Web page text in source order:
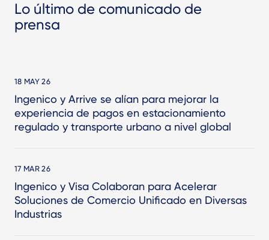
Lo último de comunicado de
prensa
18 MAY 26
Ingenico y Arrive se alían para mejorar la
experiencia de pagos en estacionamiento
regulado y transporte urbano a nivel global
17 MAR 26
Ingenico y Visa Colaboran para Acelerar
Soluciones de Comercio Unificado en Diversas
Industrias